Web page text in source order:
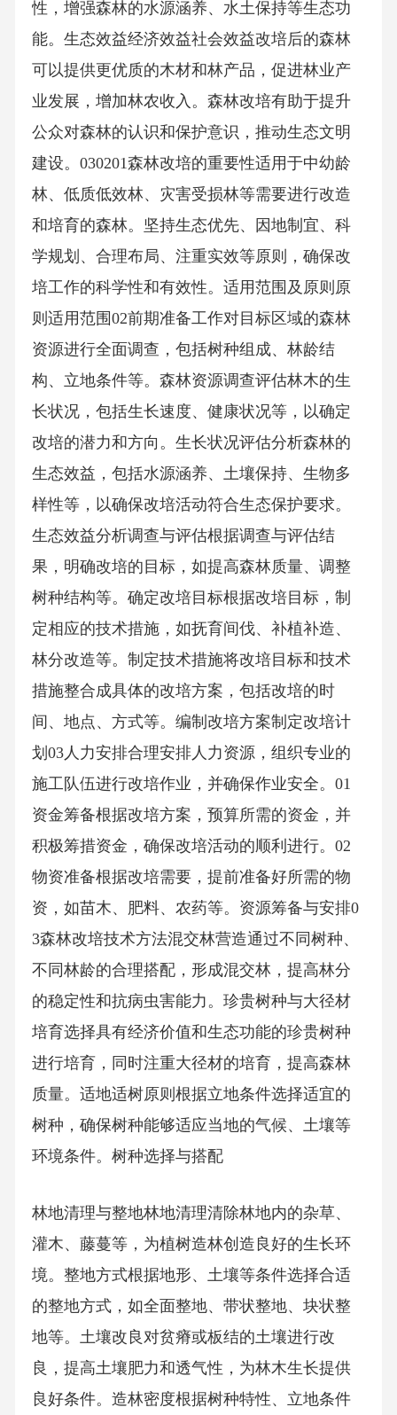
性，增强森林的水源涵养、水土保持等生态功
能。生态效益经济效益社会效益改培后的森林
可以提供更优质的木材和林产品，促进林业产
业发展，增加林农收入。森林改培有助于提升
公众对森林的认识和保护意识，推动生态文明
建设。030201森林改培的重要性适用于中幼龄
林、低质低效林、灾害受损林等需要进行改造
和培育的森林。坚持生态优先、因地制宜、科
学规划、合理布局、注重实效等原则，确保改
培工作的科学性和有效性。适用范围及原则原
则适用范围02前期准备工作对目标区域的森林
资源进行全面调查，包括树种组成、林龄结
构、立地条件等。森林资源调查评估林木的生
长状况，包括生长速度、健康状况等，以确定
改培的潜力和方向。生长状况评估分析森林的
生态效益，包括水源涵养、土壤保持、生物多
样性等，以确保改培活动符合生态保护要求。
生态效益分析调查与评估根据调查与评估结
果，明确改培的目标，如提高森林质量、调整
树种结构等。确定改培目标根据改培目标，制
定相应的技术措施，如抚育间伐、补植补造、
林分改造等。制定技术措施将改培目标和技术
措施整合成具体的改培方案，包括改培的时
间、地点、方式等。编制改培方案制定改培计
划03人力安排合理安排人力资源，组织专业的
施工队伍进行改培作业，并确保作业安全。01
资金筹备根据改培方案，预算所需的资金，并
积极筹措资金，确保改培活动的顺利进行。02
物资准备根据改培需要，提前准备好所需的物
资，如苗木、肥料、农药等。资源筹备与安排0
3森林改培技术方法混交林营造通过不同树种、
不同林龄的合理搭配，形成混交林，提高林分
的稳定性和抗病虫害能力。珍贵树种与大径材
培育选择具有经济价值和生态功能的珍贵树种
进行培育，同时注重大径材的培育，提高森林
质量。适地适树原则根据立地条件选择适宜的
树种，确保树种能够适应当地的气候、土壤等
环境条件。树种选择与搭配
林地清理与整地林地清理清除林地内的杂草、
灌木、藤蔓等，为植树造林创造良好的生长环
境。整地方式根据地形、土壤等条件选择合适
的整地方式，如全面整地、带状整地、块状整
地等。土壤改良对贫瘠或板结的土壤进行改
良，提高土壤肥力和透气性，为林木生长提供
良好条件。造林密度根据树种特性、立地条件